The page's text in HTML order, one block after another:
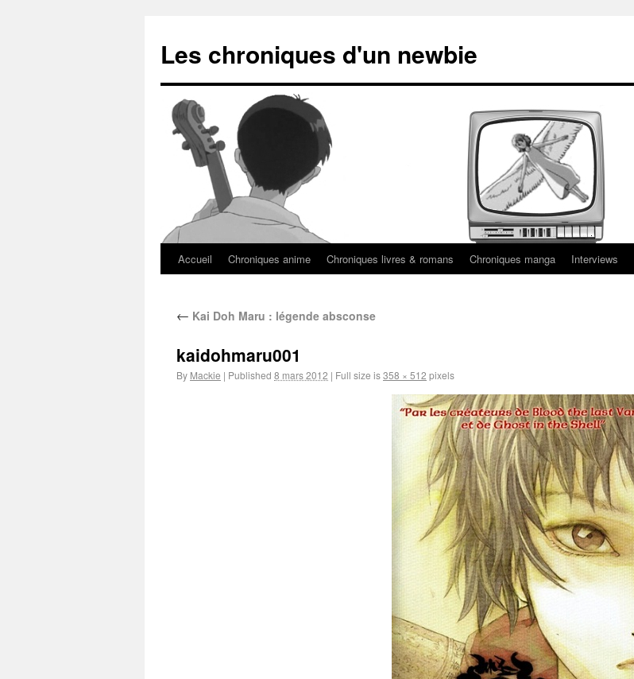
Les chroniques d'un newbie
Accueil Chroniques anime Chroniques livres & romans Chroniques manga Interviews
← Kai Doh Maru : légende absconse
kaidohmaru001
By Mackie | Published 8 mars 2012 | Full size is358 × 512 pixels